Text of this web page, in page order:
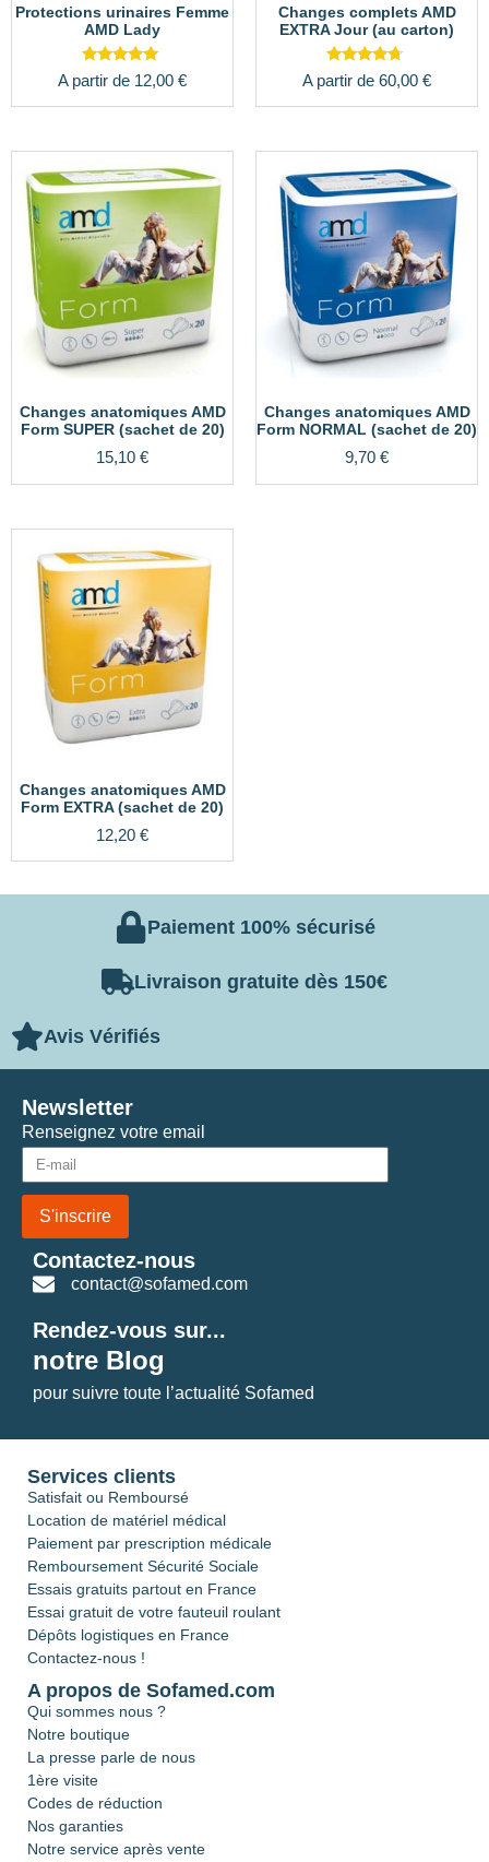
Protections urinaires Femme
AMD Lady
Note
5.00
sur 5
A partir de 12,00 €
Changes complets AMD
EXTRA Jour (au carton)
Note
4.50
sur 5
A partir de 60,00 €
Changes anatomiques AMD
Form SUPER (sachet de 20)
15,10 €
Changes anatomiques AMD
Form NORMAL (sachet de 20)
9,70 €
Changes anatomiques AMD
Form EXTRA (sachet de 20)
12,20 €
Paiement 100% sécurisé
Livraison gratuite dès 150€
Avis Vérifiés
Renseignez votre email
S'inscrire
Newsletter
Contactez-nous
contact@sofamed.com
Rendez-vous sur...
notre Blog
pour suivre toute l’actualité Sofamed
Services clients
Satisfait ou Remboursé
Location de matériel médical
Paiement par prescription médicale
Remboursement Sécurité Sociale
Essais gratuits partout en France
Essai gratuit de votre fauteuil roulant
Dépôts logistiques en France
Contactez-nous !
A propos de Sofamed.com
Qui sommes nous ?
Notre boutique
La presse parle de nous
1ère visite
Codes de réduction
Nos garanties
Notre service après vente